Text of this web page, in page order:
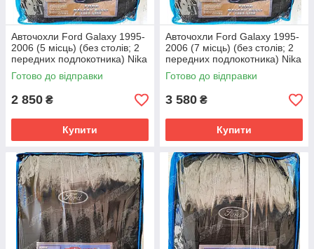
Авточохли Ford Galaxy 1995-
2006 (5 місць) (без столів; 2
передних подлокотника) Nika
Готово до відправки
2 850 ₴
Купити
Авточохли Ford Galaxy 1995-
2006 (7 місць) (без столів; 2
передних подлокотника) Nika
Готово до відправки
3 580 ₴
Купити